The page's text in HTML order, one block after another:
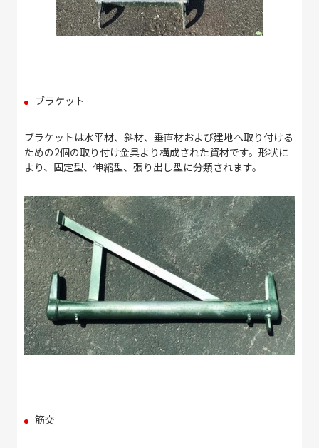
ブラケット
ブラケットは水平材、斜材、垂直材および建地へ取り付ける
ための2個の取り付け金具より構成された資材です。形状に
より、固定型、伸縮型、張り出し型に分類されます。
筋交